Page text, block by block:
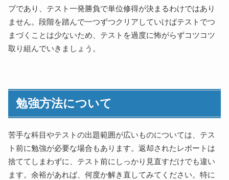
プであり、テスト一発勝負で単位修得が決まるわけではあり
ません。段階を踏んで一つずつクリアしていけばテストでつ
まづくことは少ないため、テストを過度に怖がらずコツコツ
取り組んでいきましょう。
勉強方法について
苦手な科目やテストの出題範囲が広いものについては、テス
ト前に勉強が必要な場合もあります。返却されたレポートは
捨ててしまわずに、テスト前にしっかり見直すだけでも違い
ます。余裕があれば、何度か解き直してみてください。特に